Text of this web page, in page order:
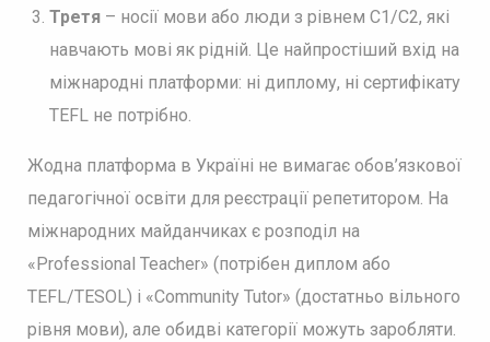
Третя– носії мови або люди з рівнем С1/С2, які
навчають мові як рідній. Це найпростіший вхід на
міжнародні платформи: ні диплому, ні сертифікату
TEFL не потрібно.
Жодна платформа в Україні не вимагає обов’язкової
педагогічної освіти для реєстрації репетитором. На
міжнародних майданчиках є розподіл на
«Professional Teacher» (потрібен диплом або
TEFL/TESOL) і «Community Tutor» (достатньо вільного
рівня мови), але обидві категорії можуть заробляти.